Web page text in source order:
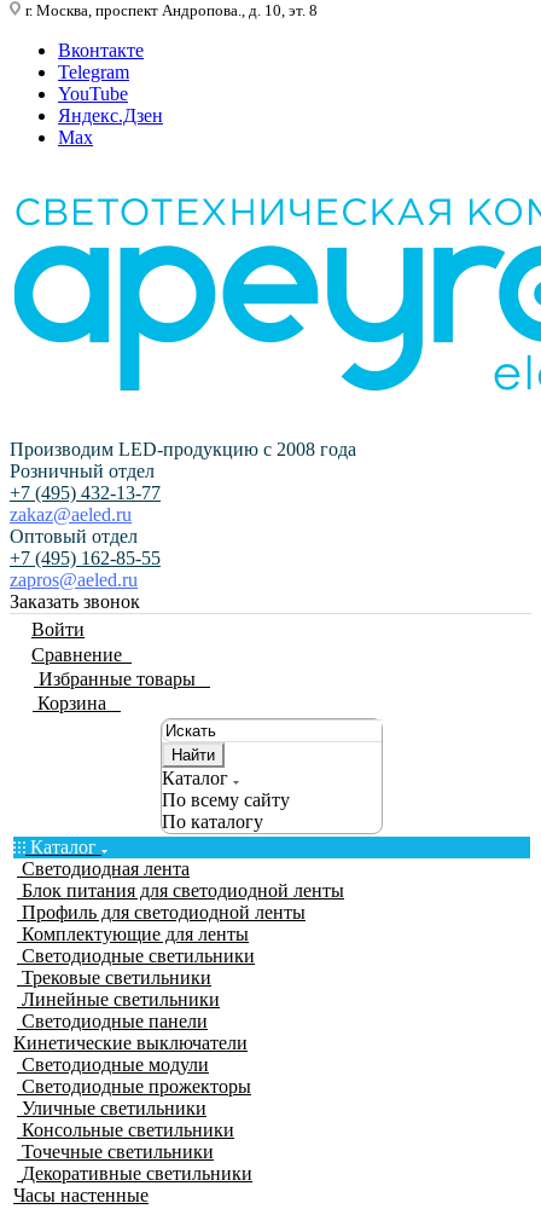
г. Москва, проспект Андропова., д. 10, эт. 8
Вконтакте
Telegram
YouTube
Яндекс.Дзен
Max
Производим LED-продукцию с 2008 года
Розничный отдел
+7 (495) 432-13-77
zakaz@aeled.ru
Оптовый отдел
+7 (495) 162-85-55
zapros@aeled.ru
Заказать звонок
Войти
Сравнение
Избранные товары
Корзина
Найти
Каталог
По всему сайту
По каталогу
Каталог
Светодиодная лента
Блок питания для светодиодной ленты
Профиль для светодиодной ленты
Комплектующие для ленты
Светодиодные светильники
Трековые светильники
Линейные светильники
Светодиодные панели
Кинетические выключатели
Светодиодные модули
Светодиодные прожекторы
Уличные светильники
Консольные светильники
Точечные светильники
Декоративные светильники
Часы настенные